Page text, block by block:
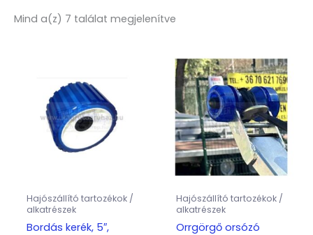
Mind a(z) 7 találat megjelenítve
Hajószállító tartozékok /
alkatrészek
Bordás kerék, 5″,
Hajószállító tartozékok /
alkatrészek
Orrgörgő orsózó